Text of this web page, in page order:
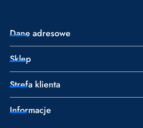
Dane adresowe
Sklep
Strefa klienta
Informacje